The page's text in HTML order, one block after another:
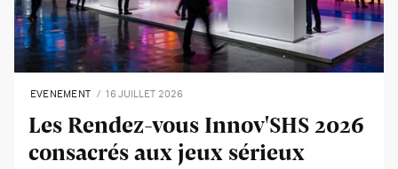
EVENEMENT 16 JUILLET 2026
Les Rendez-vous Innov'SHS 2026
consacrés aux jeux sérieux